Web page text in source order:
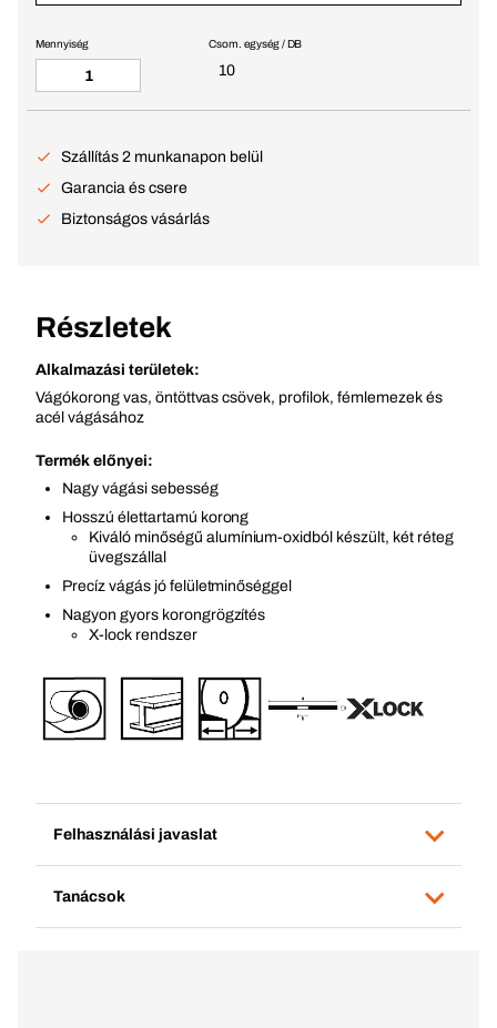
Csom. egység / DB
10
Mennyiség
Szállítás 2 munkanapon belül
Garancia és csere
Biztonságos vásárlás
Részletek
Alkalmazási területek:
Vágókorong vas, öntöttvas csövek, profilok, fémlemezek és
acél vágásához
Termék előnyei:
Nagy vágási sebesség
Hosszú élettartamú korong
Kiváló minőségű alumínium-oxidból készült, két réteg
üvegszállal
Precíz vágás jó felületminőséggel
Nagyon gyors korongrögzítés
X-lock rendszer
Felhasználási javaslat
Tanácsok